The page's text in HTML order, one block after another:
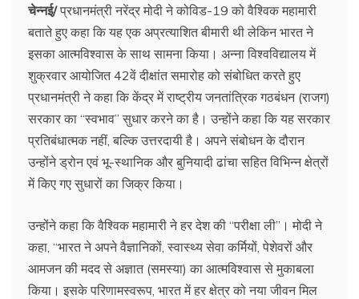
चेन्नई/प्रधानमंत्री नरेंद्र मोदी ने कोविड-19 को वैश्विक महामारी
बताते हुए कहा कि यह एक अप्रत्याशित बीमारी थी लेकिन भारत ने
इसका आत्मविश्वास के साथ सामना किया। अन्ना विश्वविद्यालय में
शुक्रवार आयोजित 42वें दीक्षांत समारोह को संबोधित करते हुए
प्रधानमंत्री ने कहा कि केंद्र में राष्ट्रीय जनतांत्रिक गठबंधन (राजग)
सरकार का ‘‘स्वभाव’’ सुधार करने का है। उन्होंने कहा कि यह सरकार
प्रतिबंधात्मक नहीं, बल्कि उत्तरदायी है। अपने संबोधन के दौरान
उन्होंने ड्रोन एवं भू-स्थानिक और बुनियादी ढांचा सहित विभिन्न क्षेत्रों
में किए गए सुधारों का जिक्र किया।
उन्होंने कहा कि वैश्विक महामारी ने हर देश की ‘‘परीक्षा ली’’। मोदी ने
कहा, ‘‘भारत ने अपने वैज्ञानिकों, स्वास्थ्य सेवा कर्मियों, पेशेवरों और
आमजन की मदद से अज्ञात (समस्या) का आत्मविश्वास से मुकाबला
किया। इसके परिणामस्वरूप, भारत में हर क्षेत्र को नया जीवन मिल